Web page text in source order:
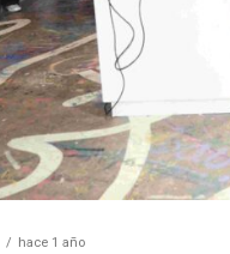
hace 1 año